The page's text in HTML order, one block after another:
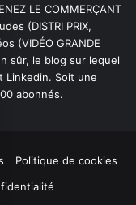
LE COMMERÇANT
(DISTRI PRIX,
(VIDÉO GRANDE
sûr, le blog sur lequel
Linkedin. Soit une
abonnés.
Politique de cookies